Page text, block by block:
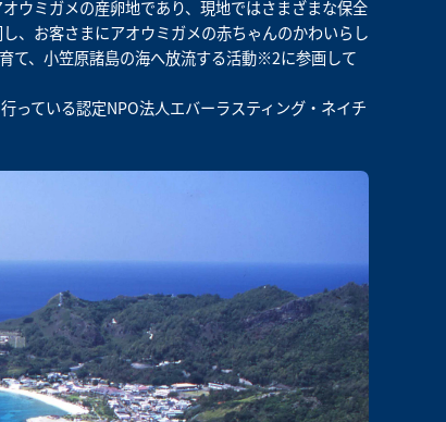
ウミガメの産卵地であり、現地ではさまざまな保全
、お客さまにアオウミガメの赤ちゃんのかわいらし
て、小笠原諸島の海へ放流する活動※2に参画して
っている認定NPO法人エバーラスティング・ネイチ